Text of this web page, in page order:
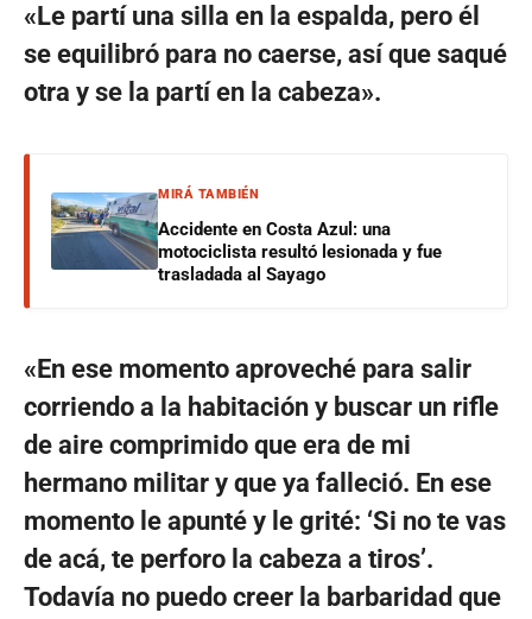
«Le partí una silla en la espalda, pero él
se equilibró para no caerse, así que saqué
otra y se la partí en la cabeza».
MIRÁ TAMBIÉN
Accidente en Costa Azul: una
motociclista resultó lesionada y fue
trasladada al Sayago
«En ese momento aproveché para salir
corriendo a la habitación y buscar un rifle
de aire comprimido que era de mi
hermano militar y que ya falleció. En ese
momento le apunté y le grité: ‘Si no te vas
de acá, te perforo la cabeza a tiros’.
Todavía no puedo creer la barbaridad que